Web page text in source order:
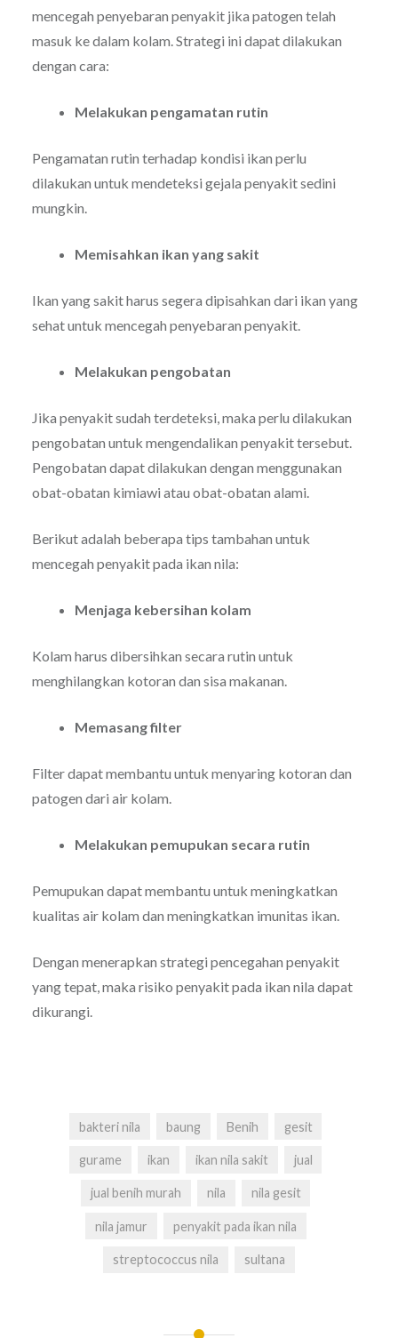
mencegah penyebaran penyakit jika patogen telah
masuk ke dalam kolam. Strategi ini dapat dilakukan
dengan cara:
Melakukan pengamatan rutin
Pengamatan rutin terhadap kondisi ikan perlu
dilakukan untuk mendeteksi gejala penyakit sedini
mungkin.
Memisahkan ikan yang sakit
Ikan yang sakit harus segera dipisahkan dari ikan yang
sehat untuk mencegah penyebaran penyakit.
Melakukan pengobatan
Jika penyakit sudah terdeteksi, maka perlu dilakukan
pengobatan untuk mengendalikan penyakit tersebut.
Pengobatan dapat dilakukan dengan menggunakan
obat-obatan kimiawi atau obat-obatan alami.
Berikut adalah beberapa tips tambahan untuk
mencegah penyakit pada ikan nila:
Menjaga kebersihan kolam
Kolam harus dibersihkan secara rutin untuk
menghilangkan kotoran dan sisa makanan.
Memasang filter
Filter dapat membantu untuk menyaring kotoran dan
patogen dari air kolam.
Melakukan pemupukan secara rutin
Pemupukan dapat membantu untuk meningkatkan
kualitas air kolam dan meningkatkan imunitas ikan.
Dengan menerapkan strategi pencegahan penyakit
yang tepat, maka risiko penyakit pada ikan nila dapat
dikurangi.
bakteri nila baung Benih gesit
gurame ikan ikan nila sakit jual
jual benih murah nila nila gesit
nila jamur penyakit pada ikan nila
streptococcus nila sultana